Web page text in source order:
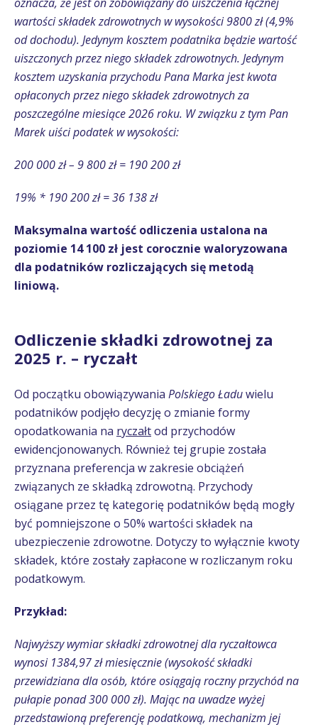
wartości składek zdrowotnych w wysokości 9800 zł (4,9%
od dochodu). Jedynym kosztem podatnika będzie wartość
uiszczonych przez niego składek zdrowotnych. Jedynym
kosztem uzyskania przychodu Pana Marka jest kwota
opłaconych przez niego składek zdrowotnych za
poszczególne miesiące 2026 roku. W związku z tym Pan
Marek uiści podatek w wysokości:
200 000 zł – 9 800 zł = 190 200 zł
19% * 190 200 zł = 36 138 zł
Maksymalna wartość odliczenia ustalona na
poziomie 14 100 zł jest corocznie waloryzowana
dla podatników rozliczających się metodą
liniową.
Odliczenie składki zdrowotnej za
2025 r. – ryczałt
Od początku obowiązywania Polskiego Ładuwielu
podatników podjęło decyzję o zmianie formy
opodatkowania na ryczałtod przychodów
ewidencjonowanych. Również tej grupie została
przyznana preferencja w zakresie obciążeń
związanych ze składką zdrowotną. Przychody
osiągane przez tę kategorię podatników będą mogły
być pomniejszone o 50% wartości składek na
ubezpieczenie zdrowotne. Dotyczy to wyłącznie kwoty
składek, które zostały zapłacone w rozliczanym roku
podatkowym.
Przykład:
Najwyższy wymiar składki zdrowotnej dla ryczałtowca
wynosi 1384,97 zł miesięcznie (wysokość składki
przewidziana dla osób, które osiągają roczny przychód na
pułapie ponad 300 000 zł). Mając na uwadze wyżej
przedstawioną preferencję podatkową, mechanizm jej